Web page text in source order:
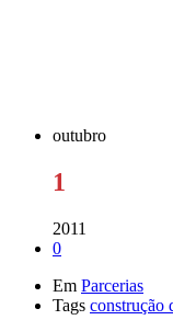
outubro
1
2011
0
Em Parcerias
Tags construção